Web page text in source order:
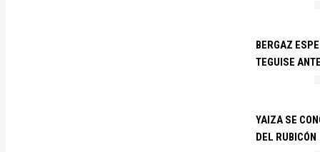
BERGAZ
TEGUISE
YAIZA SE
DEL RUBICÓN